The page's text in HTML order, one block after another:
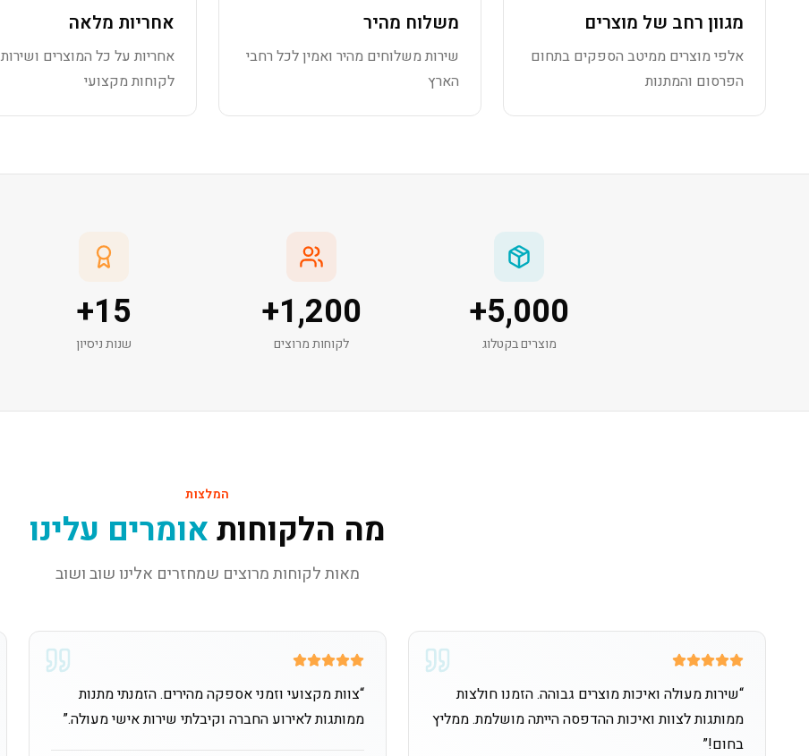
מגוון רחב של מוצרים
אלפי מוצרים ממיטב הספקים בתחום
הפרסום והמתנות
משלוח מהיר
שירות משלוחים מהיר ואמין לכל רחבי
הארץ
אחריות מלאה
אחריות על כל המוצרים ושירות
לקוחות מקצועי
5,000
+
מוצרים בקטלוג
1,200
+
לקוחות מרוצים
15
+
שנות ניסיון
המלצות
מה הלקוחותאומרים עלינו
מאות לקוחות מרוצים שמחזרים אלינו שוב ושוב
“שירות מעולה ואיכות מוצרים גבוהה. הזמנו חולצות
ממותגות לצוות ואיכות ההדפסה הייתה מושלמת. ממליץ
בחום!”
“צוות מקצועי וזמני אספקה מהירים. הזמנתי מתנות
ממותגות לאירוע החברה וקיבלתי שירות אישי מעולה.”